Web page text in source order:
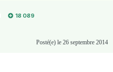
18 089
Posté(e) le 26 septembre 2014